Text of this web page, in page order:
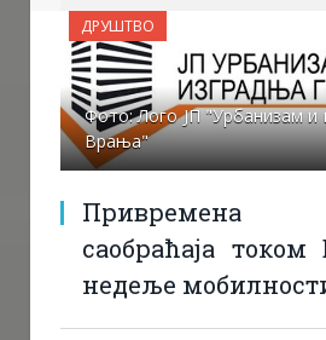
Фото: Лого ЈП "Урбанизам и
Врања"
Привремена
саобраћаја током
недеље
ДРУШТВО